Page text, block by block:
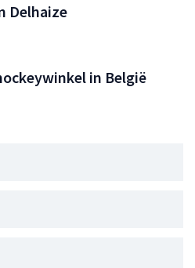
Delhaize
in België